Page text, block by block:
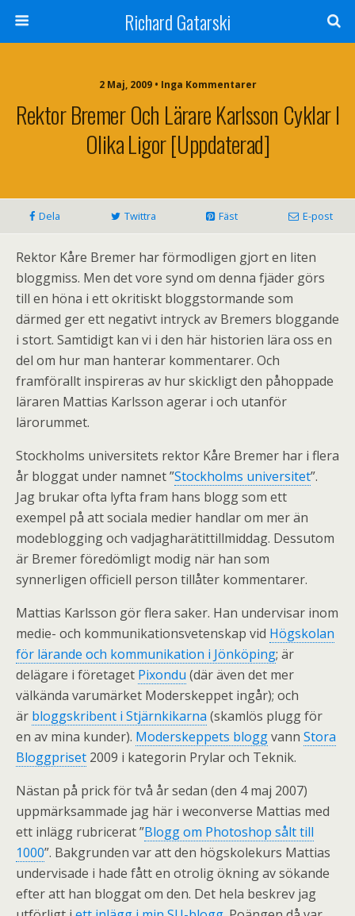
Richard Gatarski
2 Maj, 2009 • Inga Kommentarer
Rektor Bremer Och Lärare Karlsson Cyklar I
Olika Ligor [uppdaterad]
Dela Twittra Fäst E-post
Rektor Kåre Bremer har förmodligen gjort en liten
bloggmiss. Men det vore synd om denna fjäder görs
till en höna i ett okritiskt bloggstormande som
därmed ger ett negativt intryck av Bremers bloggande
i stort. Samtidigt kan vi i den här historien lära oss en
del om hur man hanterar kommentarer. Och
framförallt inspireras av hur skickligt den påhoppade
läraren Mattias Karlsson agerar i och utanför
lärorummet.
Stockholms universitets rektor Kåre Bremer har i flera
år bloggat under namnet ”Stockholms universitet”.
Jag brukar ofta lyfta fram hans blogg som ett
exempel på att sociala medier handlar om mer än
modeblogging och vadjagharätittillmiddag. Dessutom
är Bremer föredömligt modig när han som
synnerligen officiell person tillåter kommentarer.
Mattias Karlsson gör flera saker. Han undervisar inom
medie- och kommunikationsvetenskap vid Högskolan
för lärande och kommunikation i Jönköping; är
delägare i företaget Pixondu (där även det mer
välkända varumärket Moderskeppet ingår); och
är bloggskribent i Stjärnkikarna (skamlös plugg för
en av mina kunder). Moderskeppets bloggvann Stora
Bloggpriset 2009 i kategorin Prylar och Teknik.
Nästan på prick för två år sedan (den 4 maj 2007)
uppmärksammade jag här i weconverse Mattias med
ett inlägg rubricerat ”Blogg om Photoshop sålt till
1000”. Bakgrunden var att den högskolekurs Mattias
undervisade i hade fått en otrolig ökning av sökande
efter att han bloggat om den. Det hela beskrev jag